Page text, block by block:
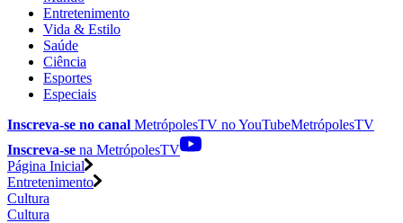
Entretenimento
Vida & Estilo
Saúde
Ciência
Esportes
Especiais
Inscreva-se no canal MetrópolesTV noYouTubeMetrópolesTV
Inscreva-se na MetrópolesTV
Página Inicial
Entretenimento
Cultura
Cultura